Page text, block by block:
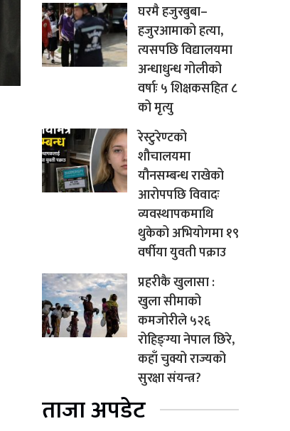
घरमै हजुरबुबा–
हजुरआमाको हत्या,
त्यसपछि विद्यालयमा
अन्धाधुन्ध गोलीको
वर्षाः ५ शिक्षकसहित ८
को मृत्यु
रेस्टुरेण्टको
शौचालयमा
यौनसम्बन्ध राखेको
आरोपपछि विवादः
व्यवस्थापकमाथि
थुकेको अभियोगमा १९
वर्षीया युवती पक्राउ
प्रहरीकै खुलासा :
खुला सीमाको
कमजोरीले ५२६
रोहिङ्ग्या नेपाल छिरे,
कहाँ चुक्यो राज्यको
सुरक्षा संयन्त्र?
ताजा अपडेट